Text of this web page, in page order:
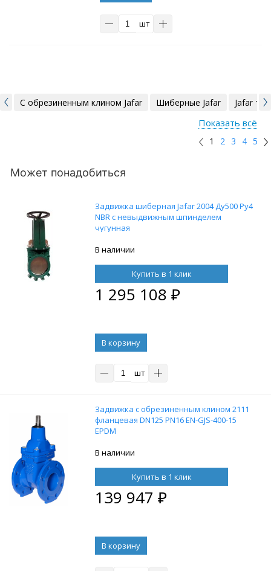
шт
С обрезиненным клином Jafar Шиберные Jafar Jafar
Показать всё
1 2 3 4 5
Может понадобиться
Задвижка шиберная Jafar 2004 Ду500 Ру4
NBR с невыдвижным шпинделем
чугунная
В наличии
Купить в 1 клик
1 295 108 ₽
В корзину
шт
Задвижка с обрезиненным клином 2111
фланцевая DN125 PN16 EN-GJS-400-15
EPDM
В наличии
Купить в 1 клик
139 947 ₽
В корзину